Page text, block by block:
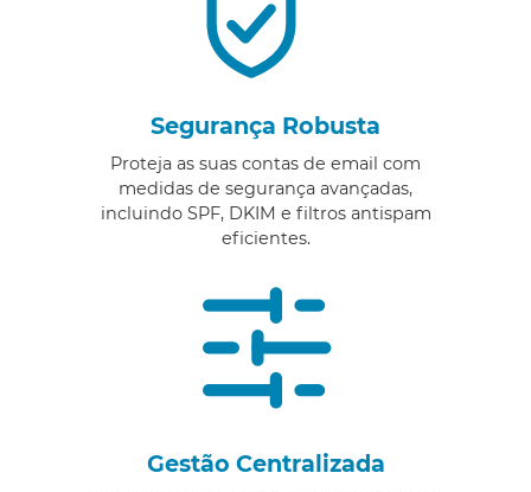
Segurança Robusta
Proteja as suas contas de email com
medidas de segurança avançadas,
incluindo SPF, DKIM e filtros antispam
eficientes.
Gestão Centralizada